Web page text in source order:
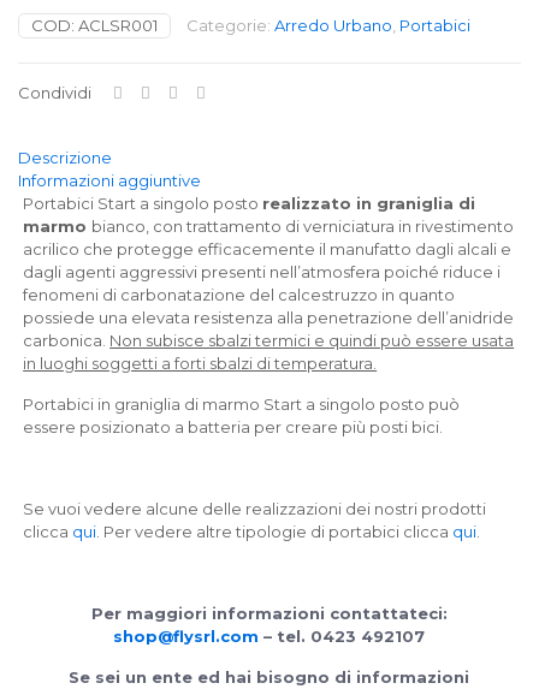
graniglia
di
singolo
quantità
COD: ACLSR001 Categorie: Arredo Urbano Portabici
Condividi
Descrizione
Informazioni aggiuntive
Portabici Start a singolo posto realizzato in graniglia di
marmo bianco, con trattamento di verniciatura in rivestimento
acrilico che protegge efficacemente il manufatto dagli alcali e
dagli agenti aggressivi presenti nell’atmosfera poiché riduce i
fenomeni di carbonatazione del calcestruzzo in quanto
possiede una elevata resistenza alla penetrazione dell’anidride
carbonica. Non subisce sbalzi termici e quindi può essere usata
in luoghi soggetti a forti sbalzi di temperatura.
Portabici in graniglia di marmo Start a singolo posto può
essere posizionato a batteria per creare più posti bici.
Se vuoi vedere alcune delle realizzazioni dei nostri prodotti
clicca qui . Per vedere altre tipologie di portabici clicca qui
Per maggiori informazioni contattateci:
shop@flysrl.com – tel. 0423 492107
Se sei un ente ed hai bisogno di informazioni